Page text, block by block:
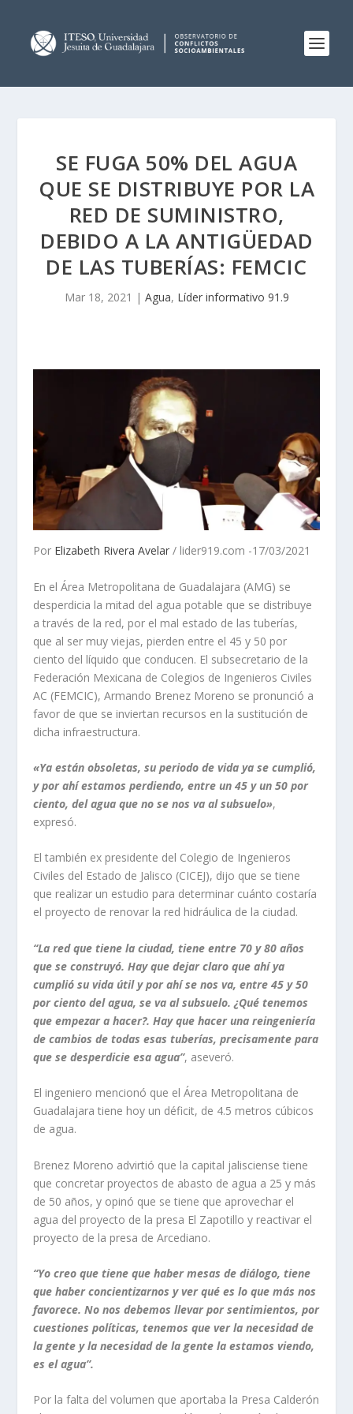
SE FUGA 50% DEL AGUA
QUE SE DISTRIBUYE POR LA
RED DE SUMINISTRO,
DEBIDO A LA ANTIGÜEDAD
DE LAS TUBERÍAS: FEMCIC
Mar 18, 2021 | Agua, Líder informativo 91.9
Por Elizabeth Rivera Avelar / lider919.com -17/03/2021
En el Área Metropolitana de Guadalajara (AMG) se
desperdicia la mitad del agua potable que se distribuye
a través de la red, por el mal estado de las tuberías,
que al ser muy viejas, pierden entre el 45 y 50 por
ciento del líquido que conducen. El subsecretario de la
Federación Mexicana de Colegios de Ingenieros Civiles
AC (FEMCIC), Armando Brenez Moreno se pronunció a
favor de que se inviertan recursos en la sustitución de
dicha infraestructura.
«Ya están obsoletas, su periodo de vida ya se cumplió,
y por ahí estamos perdiendo, entre un 45 y un 50 por
ciento, del agua que no se nos va al subsuelo»,
expresó.
El también ex presidente del Colegio de Ingenieros
Civiles del Estado de Jalisco (CICEJ), dijo que se tiene
que realizar un estudio para determinar cuánto costaría
el proyecto de renovar la red hidráulica de la ciudad.
“La red que tiene la ciudad, tiene entre 70 y 80 años
que se construyó. Hay que dejar claro que ahí ya
cumplió su vida útil y por ahí se nos va, entre 45 y 50
por ciento del agua, se va al subsuelo. ¿Qué tenemos
que empezar a hacer?. Hay que hacer una reingeniería
de cambios de todas esas tuberías, precisamente para
que se desperdicie esa agua”, aseveró.
El ingeniero mencionó que el Área Metropolitana de
Guadalajara tiene hoy un déficit, de 4.5 metros cúbicos
de agua.
Brenez Moreno advirtió que la capital jalisciense tiene
que concretar proyectos de abasto de agua a 25 y más
de 50 años, y opinó que se tiene que aprovechar el
agua del proyecto de la presa El Zapotillo y reactivar el
proyecto de la presa de Arcediano.
“Yo creo que tiene que haber mesas de diálogo, tiene
que haber concientizarnos y ver qué es lo que más nos
favorece. No nos debemos llevar por sentimientos, por
cuestiones políticas, tenemos que ver la necesidad de
la gente y la necesidad de la gente la estamos viendo,
es el agua”.
Por la falta del volumen que aportaba la Presa Calderón